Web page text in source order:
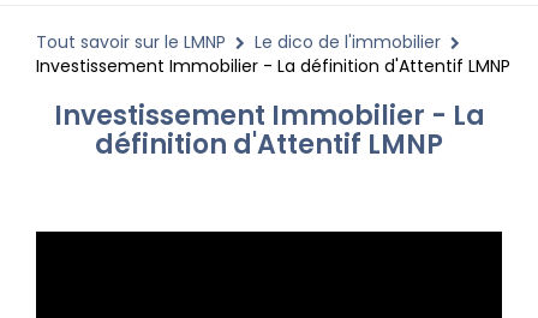
Tout savoir sur le LMNP
Le dico de l'immobilier
Investissement Immobilier - La définition d'Attentif LMNP
Investissement Immobilier - La
définition d'Attentif LMNP